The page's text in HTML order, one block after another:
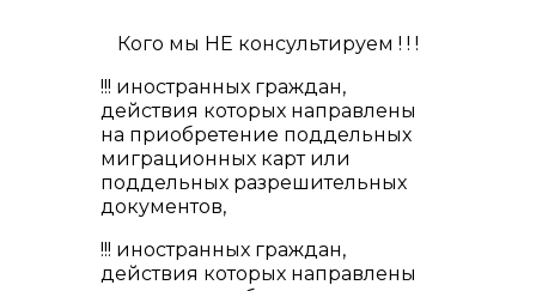
Кого мы НЕ консультируем ! ! !
!!! иностранных граждан,
действия которых направлены
на приобретение поддельных
миграционных карт или
поддельных разрешительных
документов,
!!! иностранных граждан,
действия которых направлены